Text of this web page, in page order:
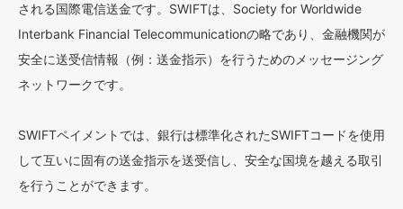
される国際電信送金です。SWIFTは、Society for Worldwide
Interbank Financial Telecommunicationの略であり、金融機関が
安全に送受信情報（例：送金指示）を行うためのメッセージング
ネットワークです。
SWIFTペイメントでは、銀行は標準化されたSWIFTコードを使用
して互いに固有の送金指示を送受信し、安全な国境を越える取引
を行うことができます。